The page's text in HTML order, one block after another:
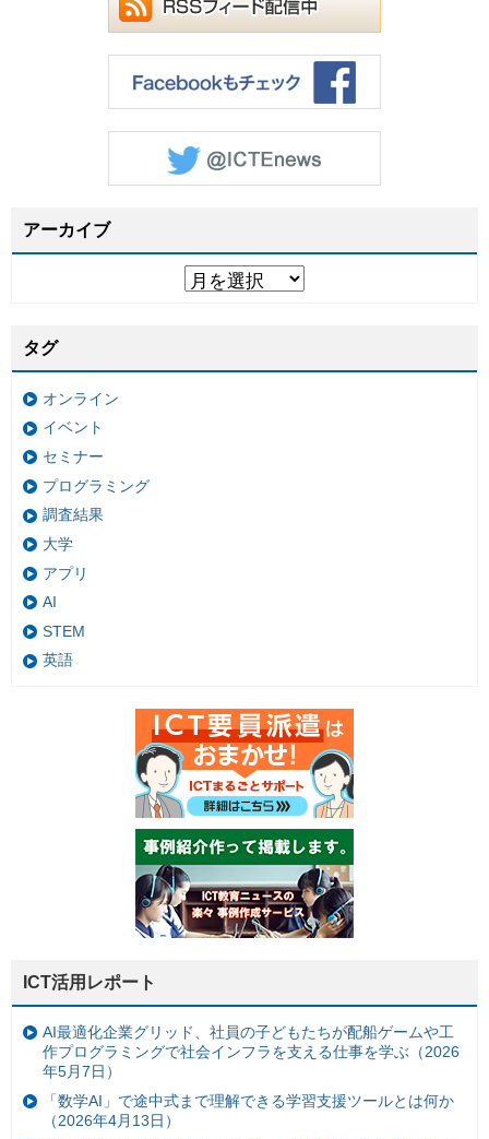
アーカイブ
タグ
オンライン
イベント
セミナー
プログラミング
調査結果
大学
アプリ
AI
STEM
英語
ICT活用レポート
AI最適化企業グリッド、社員の子どもたちが配船ゲームや工
作プログラミングで社会インフラを支える仕事を学ぶ（2026
年5月7日）
「数学AI」で途中式まで理解できる学習支援ツールとは何か
（2026年4月13日）